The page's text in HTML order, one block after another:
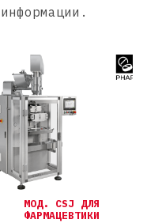
МОД. CSJ ДЛЯ
ФАРМАЦЕВТИКИ